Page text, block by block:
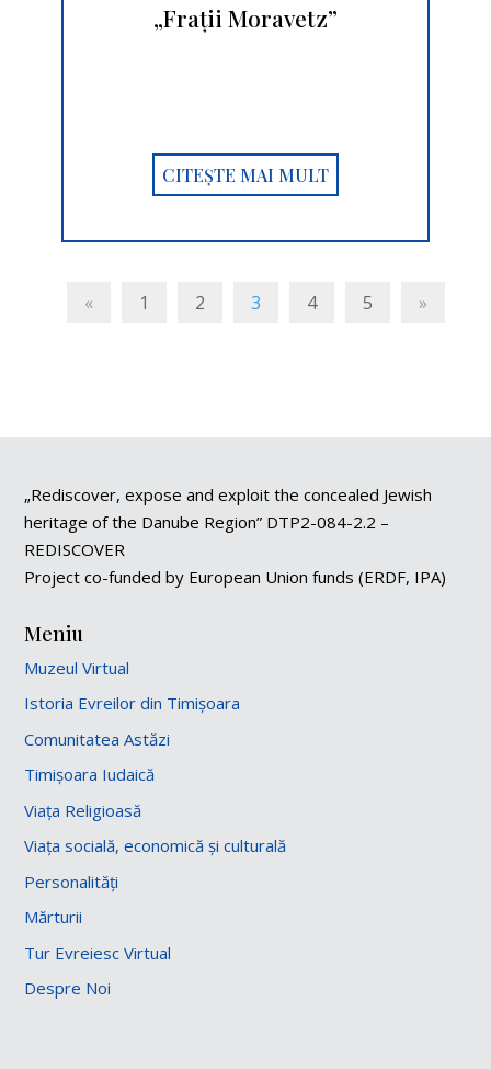
„Frații Moravetz”
CITEȘTE MAI MULT
« 1 2 3 4 5 »
„Rediscover, expose and exploit the concealed Jewish
heritage of the Danube Region” DTP2-084-2.2 –
REDISCOVER
Project co-funded by European Union funds (ERDF, IPA)
Meniu
Muzeul Virtual
Istoria Evreilor din Timișoara
Comunitatea Astăzi
Timișoara Iudaică
Viața Religioasă
Viața socială, economică și culturală
Personalități
Mărturii
Tur Evreiesc Virtual
Despre Noi